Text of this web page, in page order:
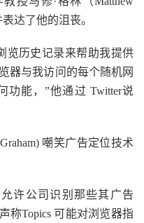
达了他的沮丧。
览历史记录来帮助我提供
器与我访问的每个随机网
功能，”他通过 Twitter说
嘲笑广告定位技术
许公司识别那些其广告
称Topics 可能对浏览器指